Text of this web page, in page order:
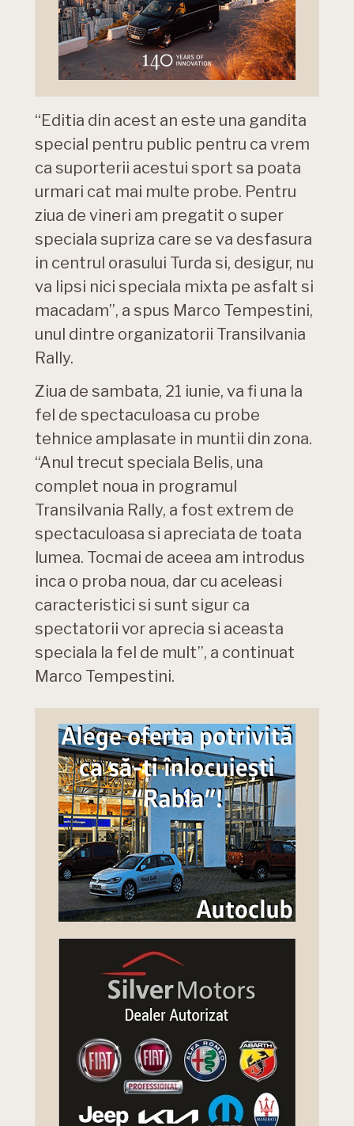
“Editia din acest an este una gandita
special pentru public pentru ca vrem
ca suporterii acestui sport sa poata
urmari cat mai multe probe. Pentru
ziua de vineri am pregatit o super
speciala supriza care se va desfasura
in centrul orasului Turda si, desigur, nu
va lipsi nici speciala mixta pe asfalt si
macadam”, a spus Marco Tempestini,
unul dintre organizatorii Transilvania
Rally.
Ziua de sambata, 21 iunie, va fi una la
fel de spectaculoasa cu probe
tehnice amplasate in muntii din zona.
“Anul trecut speciala Belis, una
complet noua in programul
Transilvania Rally, a fost extrem de
spectaculoasa si apreciata de toata
lumea. Tocmai de aceea am introdus
inca o proba noua, dar cu aceleasi
caracteristici si sunt sigur ca
spectatorii vor aprecia si aceasta
speciala la fel de mult”, a continuat
Marco Tempestini.